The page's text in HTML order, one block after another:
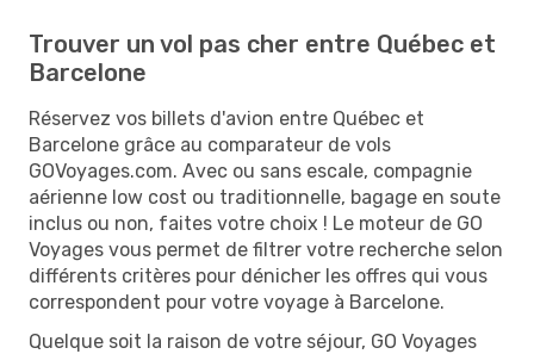
Trouver un vol pas cher entre Québec et
Barcelone
Réservez vos billets d'avion entre Québec et
Barcelone grâce au comparateur de vols
GOVoyages.com. Avec ou sans escale, compagnie
aérienne low cost ou traditionnelle, bagage en soute
inclus ou non, faites votre choix ! Le moteur de GO
Voyages vous permet de filtrer votre recherche selon
différents critères pour dénicher les offres qui vous
correspondent pour votre voyage à Barcelone.
Quelque soit la raison de votre séjour, GO Voyages